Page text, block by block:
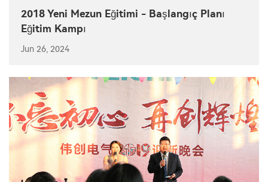
2018 Yeni Mezun Eğitimi - Başlangıç ​​Planı
Eğitim Kampı
Jun 26, 2024